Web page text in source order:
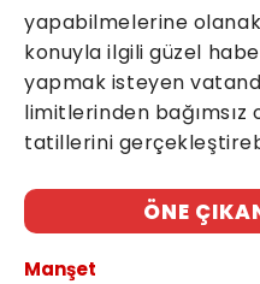
yapabilmelerine olanak
konuyla ilgili güzel
yapmak isteyen
limitlerinden
tatillerini
ÖNE
Manşet